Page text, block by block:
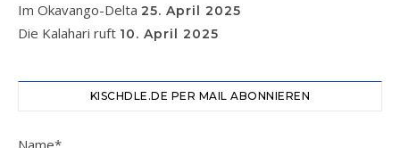
Im Okavango-Delta 25. April 2025
Die Kalahari ruft 10. April 2025
KISCHDLE.DE PER MAIL ABONNIEREN